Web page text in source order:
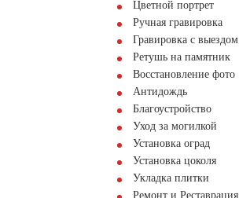
Цветной портрет
Ручная гравировка
Гравировка с выездом
Ретушь на памятник
Восстановление фото
Антидождь
Благоустройство
Уход за могилкой
Установка оград
Установка цоколя
Укладка плитки
Ремонт и Реставрация